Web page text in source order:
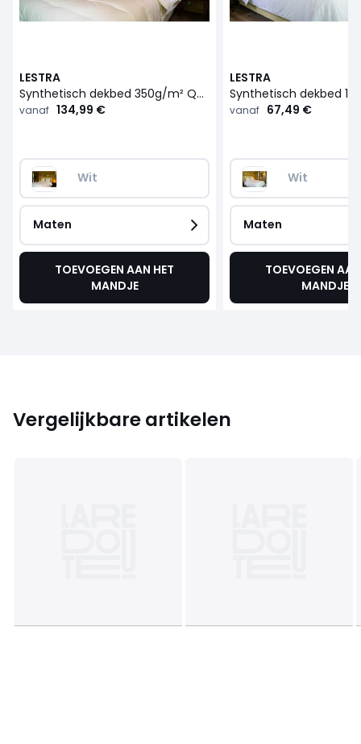
LESTRA
Synthetisch dekbed 350g/m² Quallofil Allerban
vanaf 134,99 €
Wit
Maten
TOEVOEGEN AAN HET
MANDJE
LESTRA
vanaf 67,49 €
Wit
Maten
TOEVOEGEN
MANDJE
Vergelijkbare artikelen